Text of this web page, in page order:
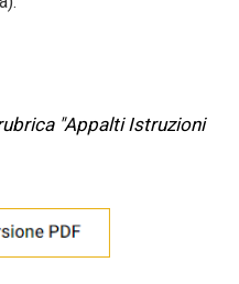
"Appalti Istruzioni